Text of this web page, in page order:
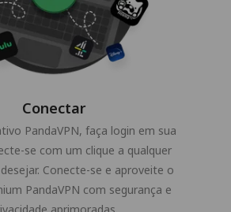
Conectar
PandaVPN, faça login em sua
se com um clique a qualquer
Conecte-se e aproveite o
PandaVPN com segurança e